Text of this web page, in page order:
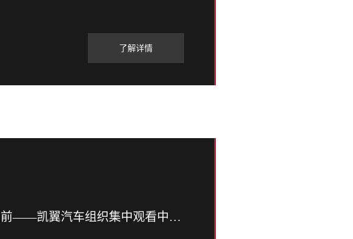
了解详情
在铭记历史中奋勇向前——凯翼汽车组织集中观看中国人民抗日战争暨世界反法西斯战胜利80周年纪念大会